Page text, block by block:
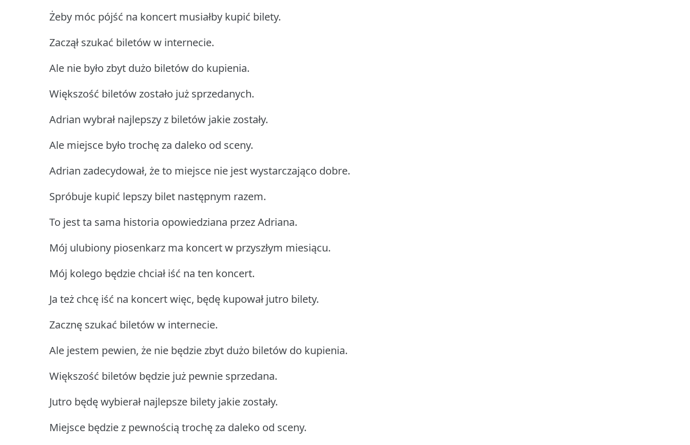
Żeby móc pójść na koncert musiałby kupić bilety.
Zaczął szukać biletów w internecie.
Ale nie było zbyt dużo biletów do kupienia.
Większość biletów zostało już sprzedanych.
Adrian wybrał najlepszy z biletów jakie zostały.
Ale miejsce było trochę za daleko od sceny.
Adrian zadecydował, że to miejsce nie jest wystarczająco dobre.
Spróbuje kupić lepszy bilet następnym razem.
To jest ta sama historia opowiedziana przez Adriana.
Mój ulubiony piosenkarz ma koncert w przyszłym miesiącu.
Mój kolego będzie chciał iść na ten koncert.
Ja też chcę iść na koncert więc, będę kupował jutro bilety.
Zacznę szukać biletów w internecie.
Ale jestem pewien, że nie będzie zbyt dużo biletów do kupienia.
Większość biletów będzie już pewnie sprzedana.
Jutro będę wybierał najlepsze bilety jakie zostały.
Miejsce będzie z pewnością trochę za daleko od sceny.